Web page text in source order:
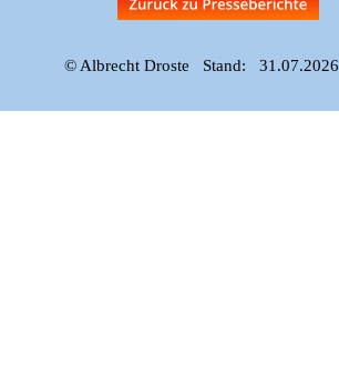
© Albrecht Droste   Stand:   31.07.2026